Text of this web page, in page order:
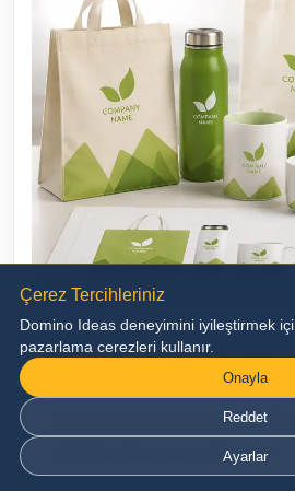
Üretim Öncesi Görsel Onay
Markanızın ürün üzerindeki
ortamda hazırlayarak üretim
değerlendirmenizi sağlıyoruz.
Çerez Tercihleriniz
Domino Ideas deneyimini iyileştirmek
pazarlama cerezleri kullanır.
Onayla
Reddet
Ayarlar